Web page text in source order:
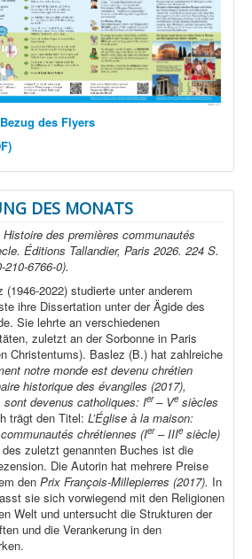
des Flyers
DES MONATS
des premières communautés
Éditions Tallandier, Paris 2026. 224 S.
6766-0).
(1946-2022) studierte unter anderem
ihre Dissertation unter der Ägide des
Sie lehrte an verschiedenen
zuletzt an der Sorbonne in Paris
Christentums). Baslez (B.) hat zahlreiche
notre monde est devenu chrétien
historique des évangiles (2017),
devenus catholiques: Ier– Ve siècles
trägt den Titel: L’Église à la maison:
chrétiennes (Ier– IIIe siècle)
des zuletzt genannten Buches ist die
Die Autorin hat mehrere Preise
den Prix François-Millepierres (2017). In
sie sich vorwiegend mit den Religionen
Welt und untersucht die Strukturen der
und die Verankerung in den